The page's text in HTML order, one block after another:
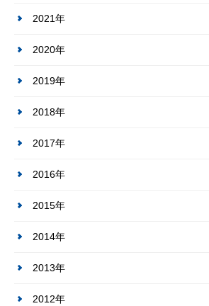
2021年
2020年
2019年
2018年
2017年
2016年
2015年
2014年
2013年
2012年